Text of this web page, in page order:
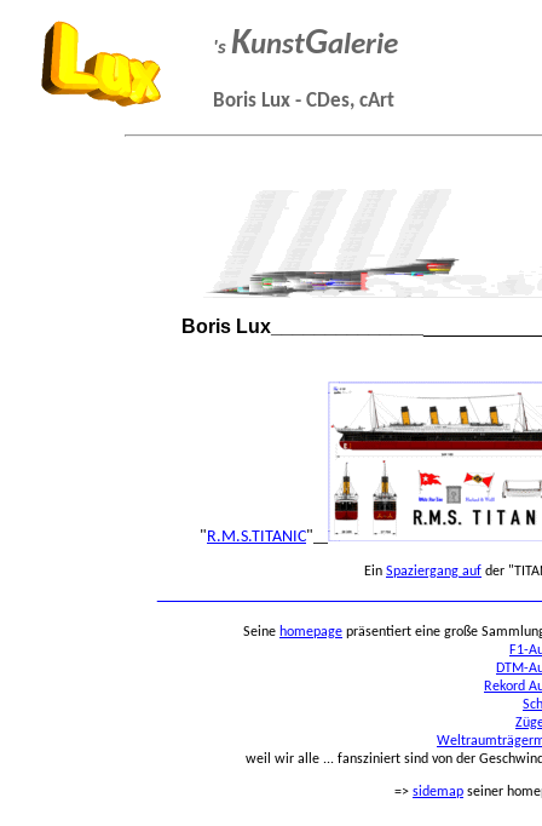
's KunstGalerie
Boris Lux - CDes, cArt
Boris Lux______________
"R.M.S.TITANIC"
Ein Spaziergang auf der
Seine homepage präsentiert eine große
F1-
DTM-
Rekord
weil wir alle ... fansziniert sind von der
=> sidemap seiner